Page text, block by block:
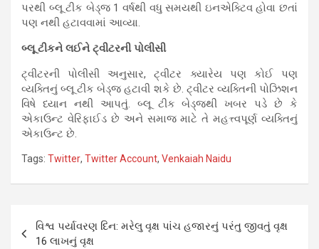
પરથી બ્લૂ ટીક બેડ્જ 1 વર્ષથી વધુ સમયથી ઇનએક્ટિવ હોવા છતાં
પણ નથી હટાવવામાં આવ્યા.
બ્લૂ ટીકને લઈને ટ્વીટરની પોલીસી
ટ્વીટરની પોલીસી અનુસાર, ટ્વીટર ક્યારેય પણ કોઈ પણ
વ્યક્તિનું બ્લૂ ટીક બેડ્જ હટાવી શકે છે. ટ્વીટર વ્યક્તિની પોઝિશન
વિષે ધ્યાન નથી આપતું. બ્લૂ ટીક બેડ્જથી ખબર પડે છે કે
એકાઉન્ટ વેરિફાઈડ છે અને સમાજ માટે તે મહત્ત્વપૂર્ણ વ્યક્તિનું
એકાઉન્ટ છે.
Tags: Twitter, Twitter Account, Venkaiah Naidu
Post
navigation
વિશ્વ પર્યાવરણ દિન: મરેલુ વૃક્ષ પાંચ હજારનું પરંતુ જીવતું વૃક્ષ
16 લાખનું વૃક્ષ